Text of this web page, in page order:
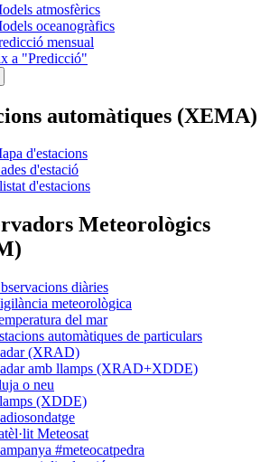
atmosfèrics
oceanogràfics
mensual
a "Predicció"
automàtiques (XEMA)
d'estacions
d'estació
d'estacions
Meteorològics
diàries
meteorològica
del mar
automàtiques de particulars
(XRAD)
amb llamps (XRAD+XDDE)
o neu
(XDDE)
Meteosat
#meteocatpedra